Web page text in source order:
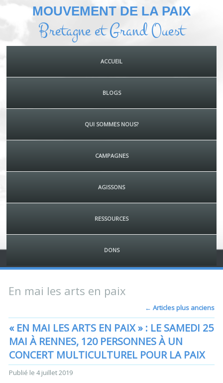
MOUVEMENT DE LA PAIX
Bretagne et Grand Ouest
ACCUEIL
BLOGS
QUI SOMMES NOUS?
CAMPAGNES
AGISSONS
RESSOURCES
DONS
En mai les arts en paix
← Articles plus anciens
« EN MAI LES ARTS EN PAIX » : LE SAMEDI 25
MAI À RENNES, 120 PERSONNES À UN
CONCERT MULTICULTUREL POUR LA PAIX
Publié le 4 juillet 2019